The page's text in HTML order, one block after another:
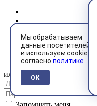
Мы обрабатываем
данные посетителей
и используем cookies
согласно политике
ОК
или